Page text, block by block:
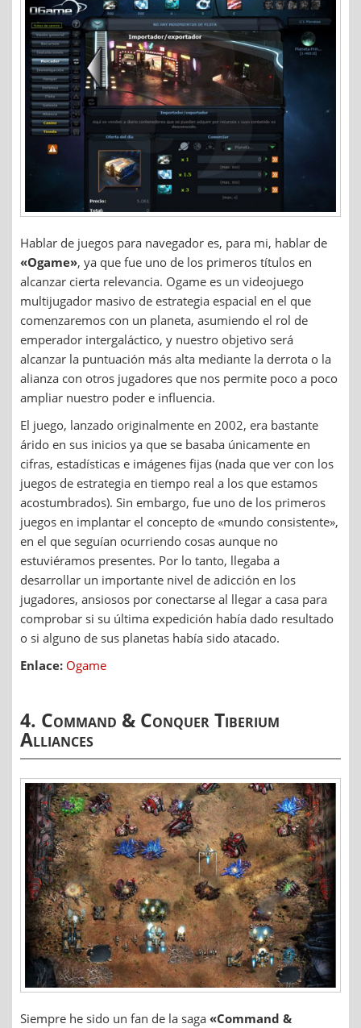
Hablar de juegos para navegador es, para mi, hablar de
«Ogame», ya que fue uno de los primeros títulos en
alcanzar cierta relevancia. Ogame es un videojuego
multijugador masivo de estrategia espacial en el que
comenzaremos con un planeta, asumiendo el rol de
emperador intergaláctico, y nuestro objetivo será
alcanzar la puntuación más alta mediante la derrota o la
alianza con otros jugadores que nos permite poco a poco
ampliar nuestro poder e influencia.
El juego, lanzado originalmente en 2002, era bastante
árido en sus inicios ya que se basaba únicamente en
cifras, estadísticas e imágenes fijas (nada que ver con los
juegos de estrategia en tiempo real a los que estamos
acostumbrados). Sin embargo, fue uno de los primeros
juegos en implantar el concepto de «mundo consistente»,
en el que seguían ocurriendo cosas aunque no
estuviéramos presentes. Por lo tanto, llegaba a
desarrollar un importante nivel de adicción en los
jugadores, ansiosos por conectarse al llegar a casa para
comprobar si su última expedición había dado resultado
o si alguno de sus planetas había sido atacado.
Enlace: Ogame
4. Command & Conquer Tiberium
Alliances
Siempre he sido un fan de la saga «Command &